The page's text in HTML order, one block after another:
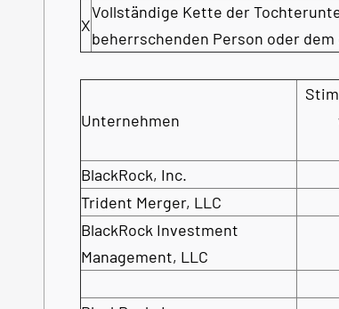
X
Vollständige Kette der
beherrschenden Person oder
Unternehmen
BlackRock, Inc.
Trident Merger, LLC
BlackRock Investment
Management, LLC